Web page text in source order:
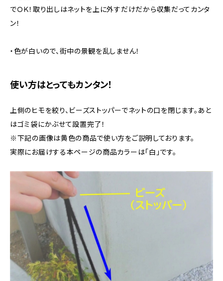
でＯＫ！取り出しはネットを上に外すだけだから収集だってカンタ
ン！
・色が白いので、街中の景観を乱しません！
使い方はとってもカンタン！
上側のヒモを絞り、ビーズストッパーでネットの口を閉じます。あと
はゴミ袋にかぶせて設置完了！
※下記の画像は黄色の商品で使い方をご説明しております。
実際にお届けする本ページの商品カラーは「白」です。